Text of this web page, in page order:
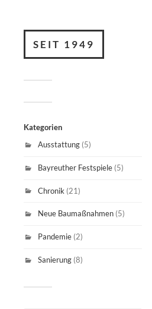
SEIT 1949
Kategorien
Ausstattung (5)
Bayreuther Festspiele (5)
Chronik (21)
Neue Baumaßnahmen (5)
Pandemie (2)
Sanierung (8)